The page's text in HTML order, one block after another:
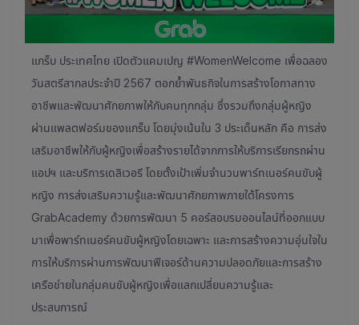
แกร็บ ประเทศไทย เปิดตัวแคมเปญ #WomenWelcome เพื่อฉลอง
วันสตรีสากลประจำปี 2567 ตอกย้ำพันธกิจในการสร้างโอกาสทาง
อาชีพและพัฒนาศักยภาพให้กับคนทุกกลุ่ม ซึ่งรวมถึงกลุ่มผู้หญิง
ผ่านแพลตฟอร์มของแกร็บ โดยมุ่งเน้นใน 3 ประเด็นหลัก คือ การส่ง
เสริมอาชีพให้กับผู้หญิงเพื่อสร้างรายได้จากการให้บริการเรียกรถผ่าน
แอปฯ และบริการเดลิเวอรี โดยตั้งเป้าเพิ่มจำนวนพาร์ทเนอร์คนขับผู้
หญิง การส่งเสริมความรู้และพัฒนาศักยภาพภายใต้โครงการ
GrabAcademy ด้วยการพัฒนา 5 คอร์สอบรมออนไลน์ที่ออกแบบ
มาเพื่อพาร์ทเนอร์คนขับผู้หญิงโดยเฉพาะ และการสร้างความอุ่นใจใน
การให้บริการผ่านการพัฒนาฟีเจอร์ด้านความปลอดภัยและการสร้าง
เครือข่ายในกลุ่มคนขับผู้หญิงเพื่อแลกเปลี่ยนความรู้และ
ประสบการณ์